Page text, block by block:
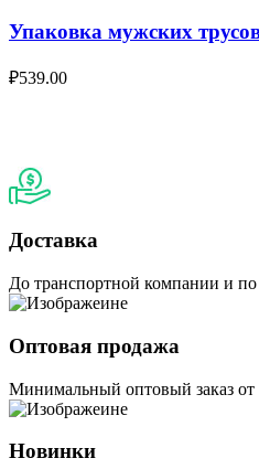
Упаковка мужских
₽539.00
Доставка
До транспортной компании и
Оптовая продажа
Минимальный оптовый заказ от
Новинки